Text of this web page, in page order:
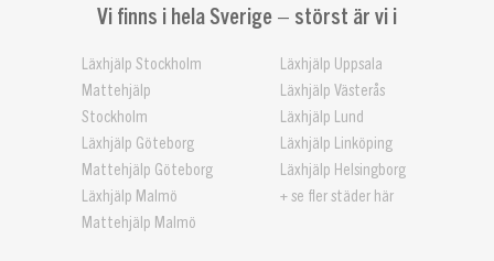
Vi finns i hela Sverige – störst är vi i
Läxhjälp Stockholm
Mattehjälp
Stockholm
Läxhjälp Göteborg
Mattehjälp Göteborg
Läxhjälp Malmö
Mattehjälp Malmö
Läxhjälp Uppsala
Läxhjälp Västerås
Läxhjälp Lund
Läxhjälp Linköping
Läxhjälp Helsingborg
+ se fler städer här